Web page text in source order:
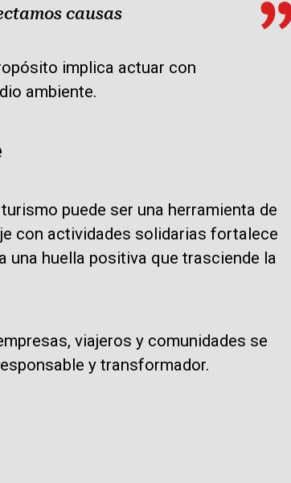
causas
implica actuar con
ambiente.
puede ser una herramienta de
con actividades solidarias fortalece
una huella positiva que trasciende la
viajeros y comunidades se
y transformador.